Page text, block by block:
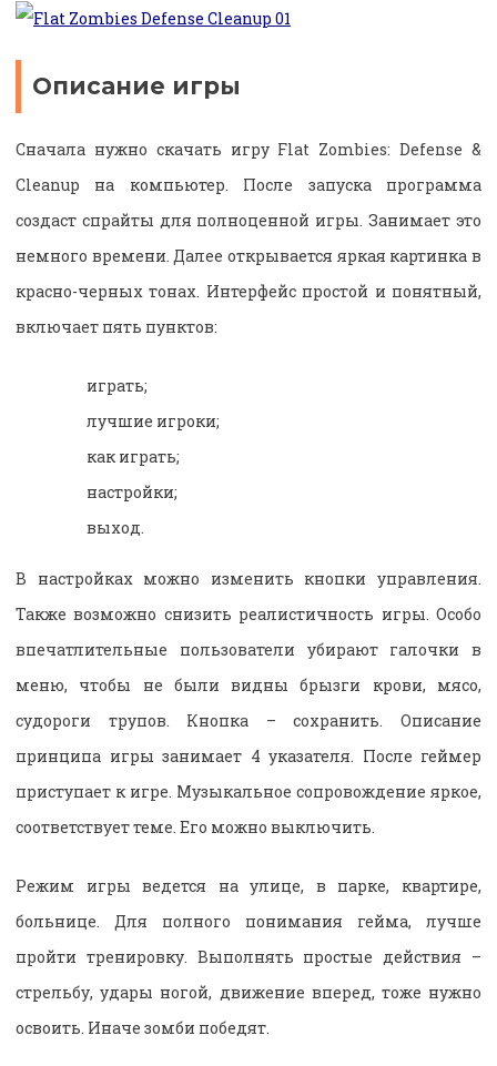
Описание игры
Сначала нужно скачать игру Flat Zombies: Defense &
Cleanup на компьютер. После запуска программа
создаст спрайты для полноценной игры. Занимает это
немного времени. Далее открывается яркая картинка в
красно-черных тонах. Интерфейс простой и понятный,
включает пять пунктов:
играть;
лучшие игроки;
как играть;
настройки;
выход.
В настройках можно изменить кнопки управления.
Также возможно снизить реалистичность игры. Особо
впечатлительные пользователи убирают галочки в
меню, чтобы не были видны брызги крови, мясо,
судороги трупов. Кнопка – сохранить. Описание
принципа игры занимает 4 указателя. После геймер
приступает к игре. Музыкальное сопровождение яркое,
соответствует теме. Его можно выключить.
Режим игры ведется на улице, в парке, квартире,
больнице. Для полного понимания гейма, лучше
пройти тренировку. Выполнять простые действия –
стрельбу, удары ногой, движение вперед, тоже нужно
освоить. Иначе зомби победят.